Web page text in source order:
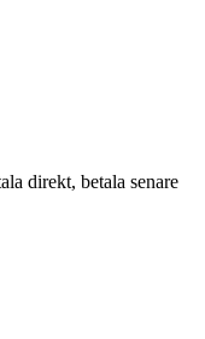
direkt, betala senare